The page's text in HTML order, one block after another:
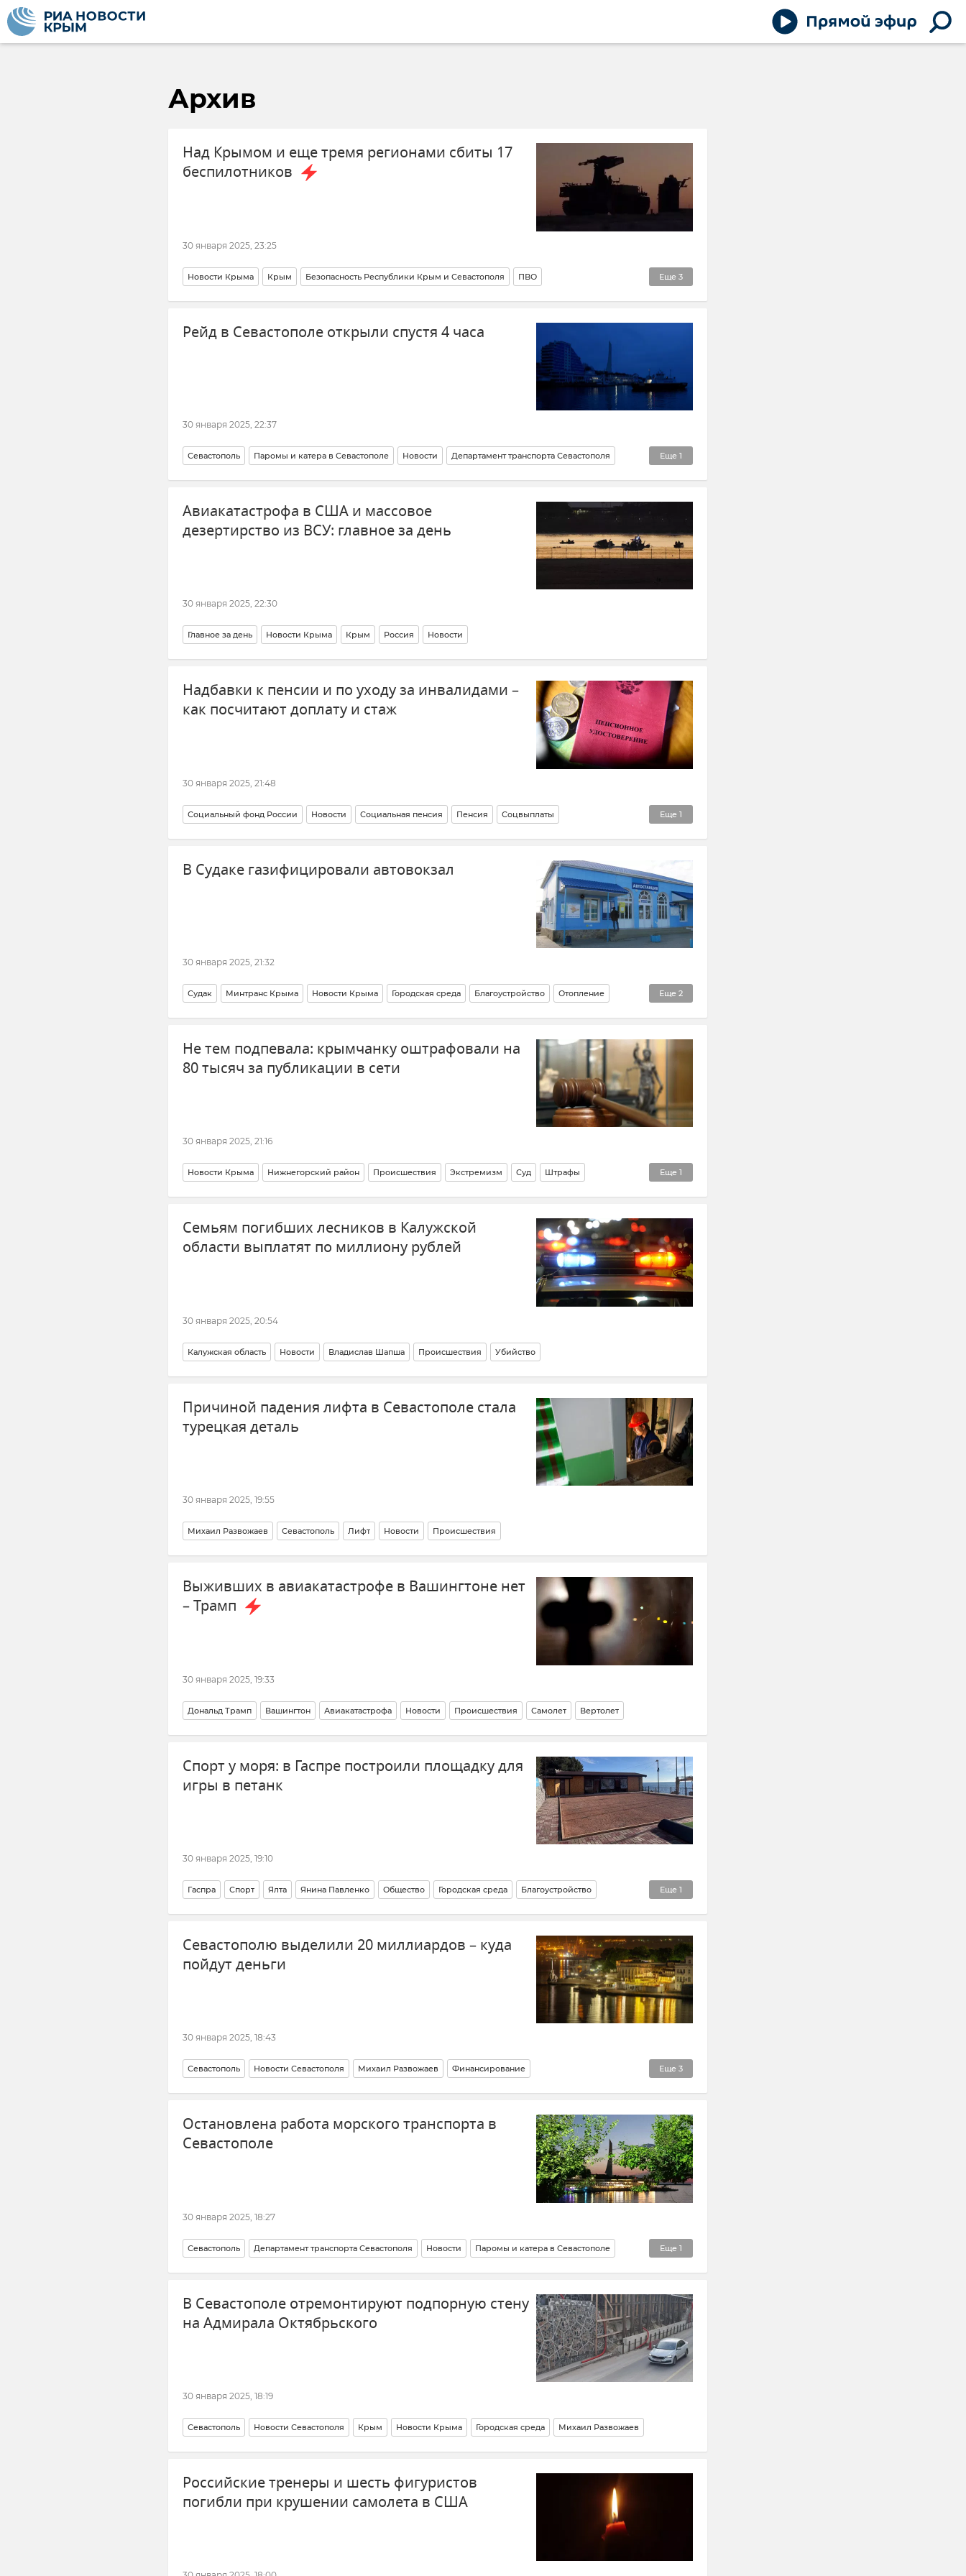
Архив
Над Крымом и еще тремя регионами сбиты 17
беспилотников
30 января 2025, 23:25
Еще 3
Новости Крыма Крым Безопасность Республики Крым и Севастополя ПВО
Вооруженные силы России Министерство обороны РФ Беспилотник (БПЛА, дрон)
Рейд в Севастополе открыли спустя 4 часа
30 января 2025, 22:37
Еще 1
Севастополь Паромы и катера в Севастополе Новости Департамент транспорта Севастополя
Морской транспорт
Авиакатастрофа в США и массовое
дезертирство из ВСУ: главное за день
30 января 2025, 22:30
Главное за день Новости Крыма Крым Россия Новости
Надбавки к пенсии и по уходу за инвалидами –
как посчитают доплату и стаж
30 января 2025, 21:48
Еще 1
Социальный фонд России Новости Социальная пенсия Пенсия Соцвыплаты
Пособия и выплаты
В Судаке газифицировали автовокзал
30 января 2025, 21:32
Еще 2
Судак Минтранс Крыма Новости Крыма Городская среда Благоустройство Отопление
Транспорт Общественный транспорт
Не тем подпевала: крымчанку оштрафовали на
80 тысяч за публикации в сети
30 января 2025, 21:16
Еще 1
Новости Крыма Нижнегорский район Происшествия Экстремизм Суд Штрафы
Национализм
Семьям погибших лесников в Калужской
области выплатят по миллиону рублей
30 января 2025, 20:54
Калужская область Новости Владислав Шапша Происшествия Убийство
Причиной падения лифта в Севастополе стала
турецкая деталь
30 января 2025, 19:55
Михаил Развожаев Севастополь Лифт Новости Происшествия
Выживших в авиакатастрофе в Вашингтоне нет
– Трамп
30 января 2025, 19:33
Дональд Трамп Вашингтон Авиакатастрофа Новости Происшествия Самолет Вертолет
Спорт у моря: в Гаспре построили площадку для
игры в петанк
30 января 2025, 19:10
Еще 1
Гаспра Спорт Ялта Янина Павленко Общество Городская среда Благоустройство
Новости Крыма
Севастополю выделили 20 миллиардов – куда
пойдут деньги
30 января 2025, 18:43
Еще 3
Севастополь Новости Севастополя Михаил Развожаев Финансирование
Правительство Севастополя Крым Новости Крыма
Остановлена работа морского транспорта в
Севастополе
30 января 2025, 18:27
Еще 1
Севастополь Департамент транспорта Севастополя Новости Паромы и катера в Севастополе
Морской транспорт
В Севастополе отремонтируют подпорную стену
на Адмирала Октябрьского
30 января 2025, 18:19
Севастополь Новости Севастополя Крым Новости Крыма Городская среда Михаил Развожаев
Российские тренеры и шесть фигуристов
погибли при крушении самолета в США